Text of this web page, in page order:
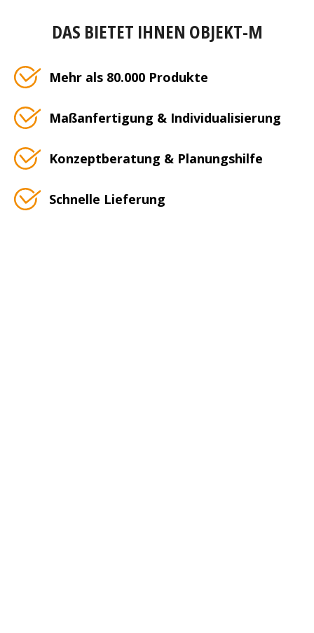
DAS BIETET IHNEN OBJEKT-M
Mehr als 80.000 Produkte
Maßanfertigung & Individualisierung
Konzeptberatung & Planungshilfe
Schnelle Lieferung